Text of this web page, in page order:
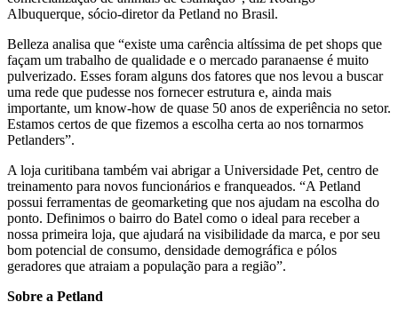
Albuquerque, sócio-diretor da Petland no Brasil.
Belleza analisa que “existe uma carência altíssima de pet shops que
façam um trabalho de qualidade e o mercado paranaense é muito
pulverizado. Esses foram alguns dos fatores que nos levou a buscar
uma rede que pudesse nos fornecer estrutura e, ainda mais
importante, um know-how de quase 50 anos de experiência no setor.
Estamos certos de que fizemos a escolha certa ao nos tornarmos
Petlanders”.
A loja curitibana também vai abrigar a Universidade Pet, centro de
treinamento para novos funcionários e franqueados. “A Petland
possui ferramentas de geomarketing que nos ajudam na escolha do
ponto. Definimos o bairro do Batel como o ideal para receber a
nossa primeira loja, que ajudará na visibilidade da marca, e por seu
bom potencial de consumo, densidade demográfica e pólos
geradores que atraiam a população para a região”.
Sobre a Petland